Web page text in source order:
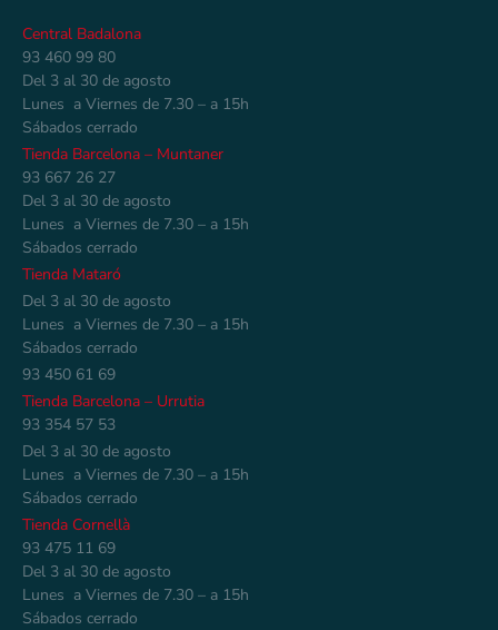
Central Badalona
93 460 99 80
Del 3 al 30 de agosto
Lunes a Viernes de 7.30 – a 15h
Sábados cerrado
Tienda Barcelona – Muntaner
93 667 26 27
Del 3 al 30 de agosto
Lunes a Viernes de 7.30 – a 15h
Sábados cerrado
Tienda Mataró
Del 3 al 30 de agosto
Lunes a Viernes de 7.30 – a 15h
Sábados cerrado
93 450 61 69
Tienda Barcelona – Urrutia
93 354 57 53
Del 3 al 30 de agosto
Lunes a Viernes de 7.30 – a 15h
Sábados cerrado
Tienda Cornellà
93 475 11 69
Del 3 al 30 de agosto
Lunes a Viernes de 7.30 – a 15h
Sábados cerrado